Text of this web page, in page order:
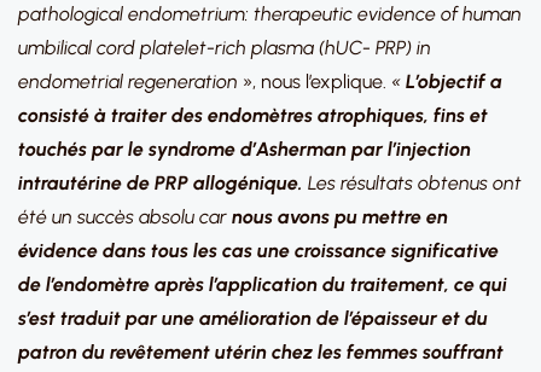
pathological endometrium: therapeutic evidence of human
umbilical cord platelet-rich plasma (hUC- PRP) in
endometrial regeneration », nous l’explique. « L’objectif a
consisté à traiter des endomètres atrophiques, fins et
touchés par le syndrome d’Asherman par l’injection
intrautérine de PRP allogénique. Les résultats obtenus ont
été un succès absolu car nous avons pu mettre en
évidence dans tous les cas une croissance significative
de l’endomètre après l’application du traitement, ce qui
s’est traduit par une amélioration de l’épaisseur et du
patron du revêtement utérin chez les femmes souffrant